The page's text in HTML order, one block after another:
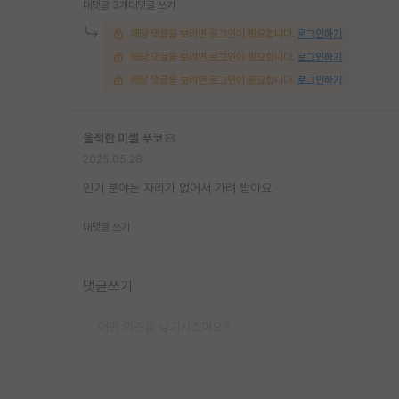
대댓글 3개 대댓글 쓰기
해당 댓글을 보려면 로그인이 필요합니다. 로그인하기
해당 댓글을 보려면 로그인이 필요합니다. 로그인하기
해당 댓글을 보려면 로그인이 필요합니다. 로그인하기
울적한 미셸 푸코
인기 분야는 자리가 없어서 가려 받아요
대댓글 쓰기
댓글쓰기